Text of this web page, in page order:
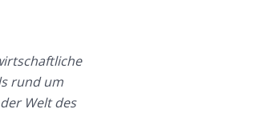
rund um
Welt des